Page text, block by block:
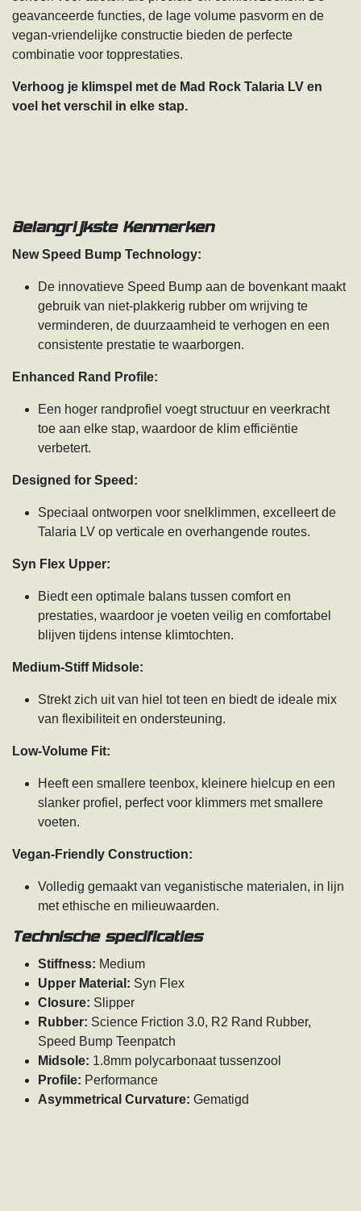
geavanceerde functies, de lage volume pasvorm en de
vegan-vriendelijke constructie bieden de perfecte
combinatie voor topprestaties.
Verhoog je klimspel met de Mad Rock Talaria LV en
voel het verschil in elke stap.
Belangrijkste Kenmerken
New Speed Bump Technology:
De innovatieve Speed Bump aan de bovenkant maakt
gebruik van niet-plakkerig rubber om wrijving te
verminderen, de duurzaamheid te verhogen en een
consistente prestatie te waarborgen.
Enhanced Rand Profile:
Een hoger randprofiel voegt structuur en veerkracht
toe aan elke stap, waardoor de klim efficiëntie
verbetert.
Designed for Speed:
Speciaal ontworpen voor snelklimmen, excelleert de
Talaria LV op verticale en overhangende routes.
Syn Flex Upper:
Biedt een optimale balans tussen comfort en
prestaties, waardoor je voeten veilig en comfortabel
blijven tijdens intense klimtochten.
Medium-Stiff Midsole:
Strekt zich uit van hiel tot teen en biedt de ideale mix
van flexibiliteit en ondersteuning.
Low-Volume Fit:
Heeft een smallere teenbox, kleinere hielcup en een
slanker profiel, perfect voor klimmers met smallere
voeten.
Vegan-Friendly Construction:
Volledig gemaakt van veganistische materialen, in lijn
met ethische en milieuwaarden.
Technische specificaties
Stiffness: Medium
Upper Material: Syn Flex
Closure: Slipper
Rubber: Science Friction 3.0, R2 Rand Rubber,
Speed Bump Teenpatch
Midsole: 1.8mm polycarbonaat tussenzool
Profile: Performance
Asymmetrical Curvature: Gematigd